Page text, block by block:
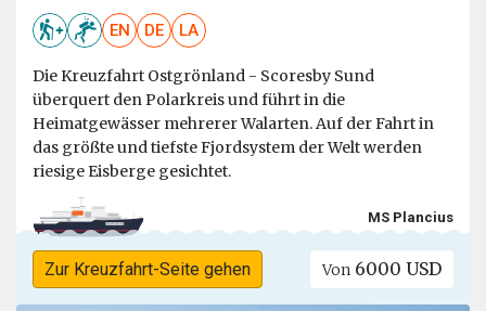
EN DE LA
Die Kreuzfahrt Ostgrönland - Scoresby Sund
überquert den Polarkreis und führt in die
Heimatgewässer mehrerer Walarten. Auf der Fahrt in
das größte und tiefste Fjordsystem der Welt werden
riesige Eisberge gesichtet.
MS Plancius
Zur Kreuzfahrt-Seite gehen Von 6000 USD